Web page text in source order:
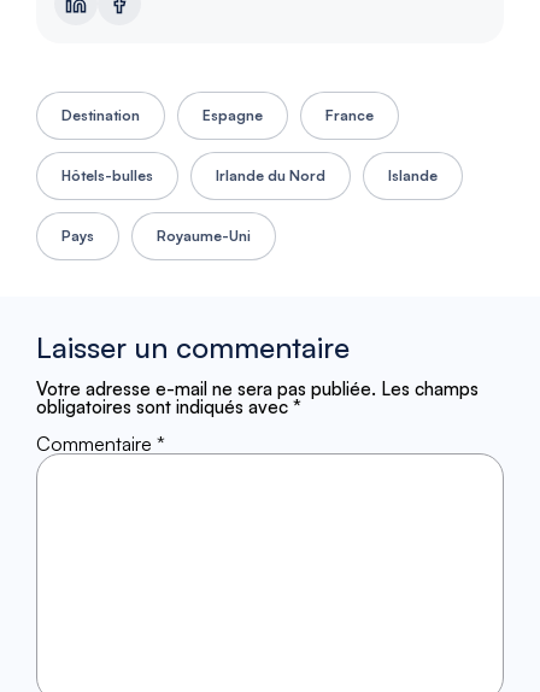
Destination Espagne France
Hôtels-bulles Irlande du Nord Islande
Pays Royaume-Uni
Laisser un commentaire
Votre adresse e-mail ne sera pas publiée. Les champs
obligatoires sont indiqués avec *
Commentaire *